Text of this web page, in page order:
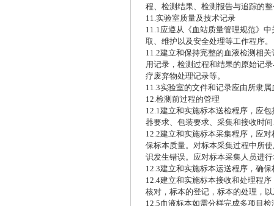
程、检测结果、检测报告与追踪的
11.实验室质量及技术记录
11.1应遵从《血站质量管理规范》
取、维护以及安全处理等工作程序。
11.2建立和保持完整的血液检测相
用记录，检测过程和结果的原始记
疗废弃物处理记录等。
11.3实验室的文件和记录应由所隶
12.检测前过程的管理
12.1建立和实施标本送检程序，应
器要求、包装要求、采集和接收时
12.2建立和实施标本采集程序，应
保标本质量。对标本采集过程中所
识发生错误。应对标本采集人员进
12.3建立和实施标本运送程序，确
12.4建立和实施标本接收和处理程
核对，标本的登记，标本的处理，
12.5血液标本如需分样完成多项目